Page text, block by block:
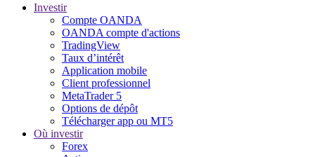
Investir
Compte OANDA
OANDA compte d'actions
TradingView
Taux d’intérêt
Application mobile
Client professionnel
MetaTrader 5
Options de dépôt
Télécharger app ou MT5
Où investir
Forex